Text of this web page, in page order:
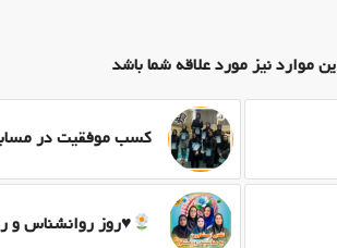
موارد نیز مورد علاقه شما باشد
کسب موفقیت در
♥️روز روانشناس و